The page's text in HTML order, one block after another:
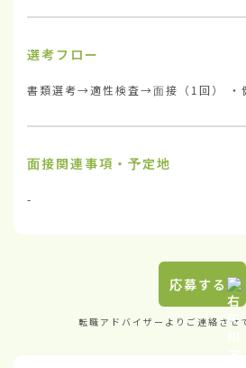
選考フロー
書類選考→適性検査→面接（1回） ・
面接関連事項・予定地
-
応募する
転職アドバイザーよりご連絡させ